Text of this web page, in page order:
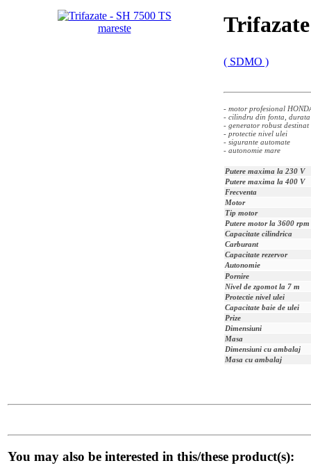
mareste
( SDMO )
- motor profesional
- cilindru din fonta, durata
- generator robust
- protectie nivel ulei
- sigurante automate
- autonomie mare
Putere maxima la 230 V
Putere maxima la 400 V
Frecventa
Motor
Tip motor
Putere motor la 3600 rpm
Capacitate cilindrica
Carburant
Capacitate rezervor
Autonomie
Pornire
Nivel de zgomot la 7 m
Protectie nivel ulei
Capacitate baie de ulei
Prize
Dimensiuni
Masa
Dimensiuni cu ambalaj
Masa cu ambalaj
You may also be interested in this/these product(s):